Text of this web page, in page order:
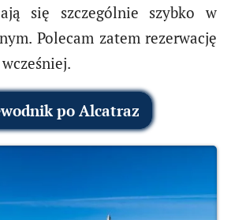
się szczególnie szybko w
Polecam zatem rezerwację
po Alcatraz